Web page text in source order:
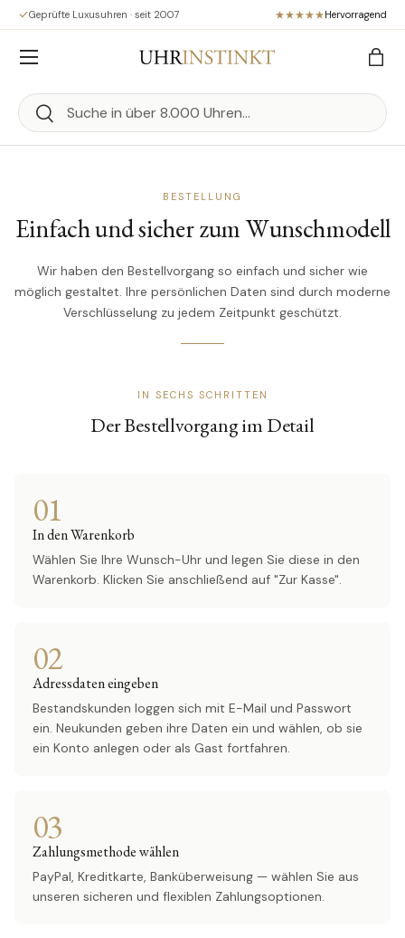
Direkt zum Inhalt
Geprüfte Luxusuhren · seit 2007 Hervorragend
Suchen
Suchen
Menü
BESTELLUNG
Einfach und sicher zum Wunschmodell
Wir haben den Bestellvorgang so einfach und sicher wie
möglich gestaltet. Ihre persönlichen Daten sind durch moderne
Verschlüsselung zu jedem Zeitpunkt geschützt.
IN SECHS SCHRITTEN
Der Bestellvorgang im Detail
01
In den Warenkorb
Wählen Sie Ihre Wunsch-Uhr und legen Sie diese in den
Warenkorb. Klicken Sie anschließend auf "Zur Kasse".
02
Adressdaten eingeben
Bestandskunden loggen sich mit E-Mail und Passwort
ein. Neukunden geben ihre Daten ein und wählen, ob sie
ein Konto anlegen oder als Gast fortfahren.
03
Zahlungsmethode wählen
PayPal, Kreditkarte, Banküberweisung — wählen Sie aus
unseren sicheren und flexiblen Zahlungsoptionen.